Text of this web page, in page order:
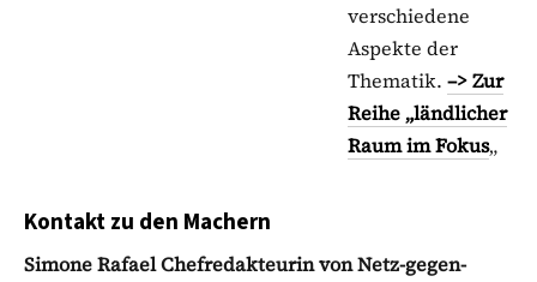
verschiedene
Aspekte der
Thematik. –> Zur
Reihe „ländlicher
Raum im Fokus„
Kontakt zu den Machern
Simone Rafael Chefredakteurin von Netz-gegen-